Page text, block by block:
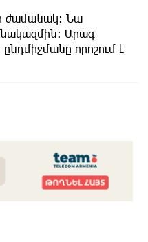
ժամանակ։ Նա
Արագ
որոշում է